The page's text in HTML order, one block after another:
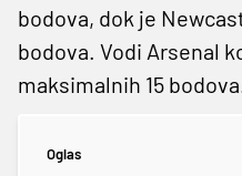
bodova, dok je
bodova. Vodi Arsenal
maksimalnih 15
Oglas